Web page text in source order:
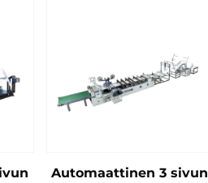
Automaattinen 3 sivun